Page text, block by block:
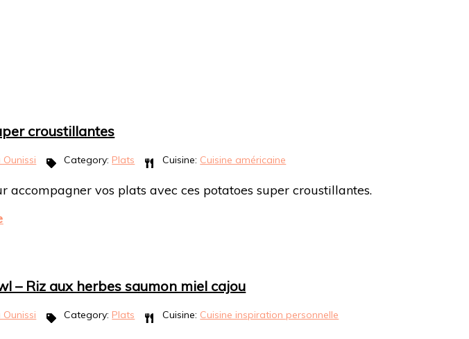
croustillantes
Ounissi Category: Plats Cuisine: Cuisine américaine
accompagner vos plats avec ces potatoes super croustillantes.
– Riz aux herbes saumon miel cajou
Ounissi Category: Plats Cuisine: Cuisine inspiration personnelle